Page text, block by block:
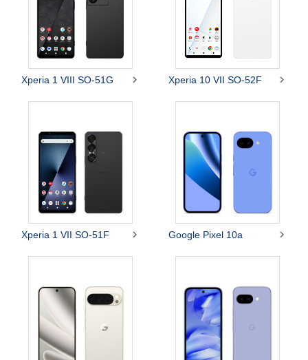
Xperia 1 VIII SO-51G  Xperia 10 VII SO-52F 
Xperia 1 VII SO-51F  Google Pixel 10a 